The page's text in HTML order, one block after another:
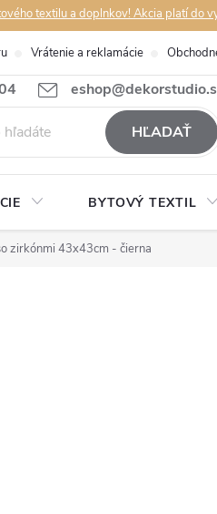
textilu a doplnkov! Akcia platí do
Vrátenie a reklamácie
HĽADAŤ
BYTOVÝ TEXTIL
zirkónmi 43x43cm - čierna